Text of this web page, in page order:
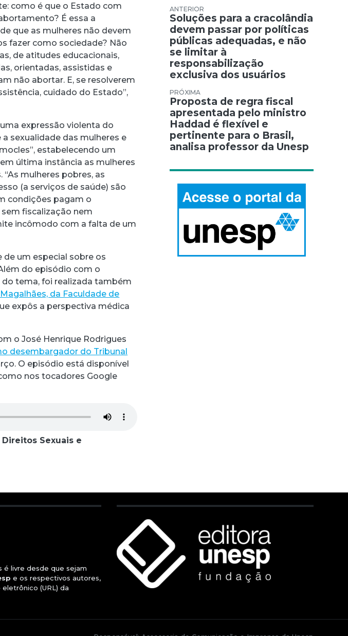
como é que o Estado com
É essa a
que as mulheres não devem
fazer como sociedade? Não
de atitudes educacionais,
orientadas, assistidas e
não abortar. E, se resolverem
cuidado do Estado”,
expressão violenta do
sexualidade das mulheres e
estabelecendo um
última instância as mulheres
mulheres pobres, as
(a serviços de saúde) são
condições pagam o
fiscalização nem
incômodo com a falta de um
de um especial sobre os
do episódio com o
tema, foi realizada também
da Faculdade de
expôs a perspectiva médica
o José Henrique Rodrigues
desembargador do Tribunal
O episódio está disponível
nos tocadores Google
Sexuais e
Navegação de Post
Soluções para a cracolândia
devem passar por políticas
públicas adequadas, e não
se limitar à
responsabilização
exclusiva dos usuários
Proposta de regra fiscal
apresentada pelo ministro
Haddad é flexível e
pertinente para o Brasil,
analisa professor da Unesp
livre desde que sejam
e os respectivos autores,
(URL) da